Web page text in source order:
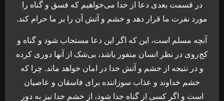
در قسمت بعدی دعا از خدا می‌خواهيم كه فسق و گناه را
مورد نفرت ما قرار دهد و خشم و آتش آن را بر ما حرام كند.
آنچه مسلم است، اين كه اگر اين دعا مستجاب شود و گناه و
كج‌روی در نظر انسان منفور باشد، بی‌شک از آنها دوری كرده
و در نتيجه از خشم و‌ آتش خدا در امان خواهد ماند. چرا که
خشم خداوند و عذاب سوزاننده برای فاسقان و عاصيان
است و اگر كسی از گناه جدا شود، از خشم خدا نيز به دور